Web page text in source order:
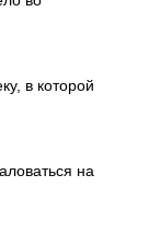
в которой
на